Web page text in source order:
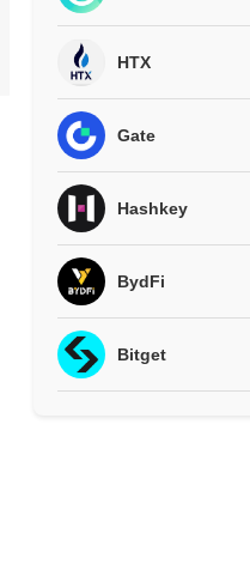
HTX
Gate
Hashkey
BydFi
Bitget